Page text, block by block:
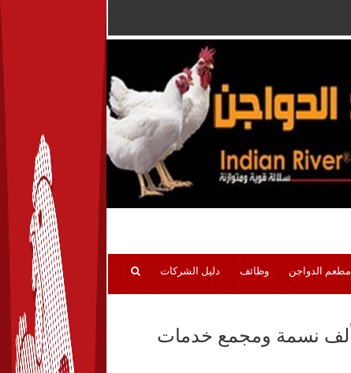
مطعم الدواجن وظائف دليل الشركات
حياة كريمة فى قنا.. إنشاء وحدة بيطرية تخدم 140 ألف نسمة ومجمع خدمات